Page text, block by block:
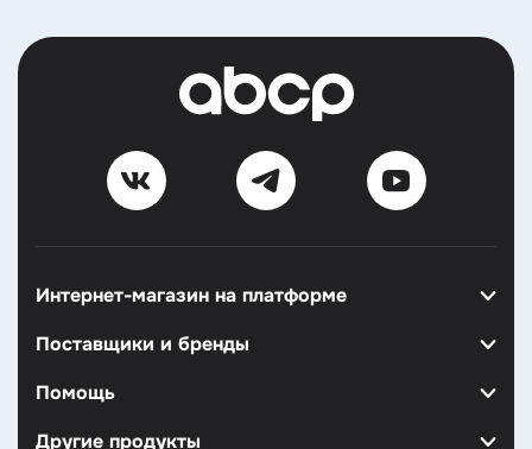
Интернет-магазин на платформе
Поставщики и бренды
Помощь
Другие продукты